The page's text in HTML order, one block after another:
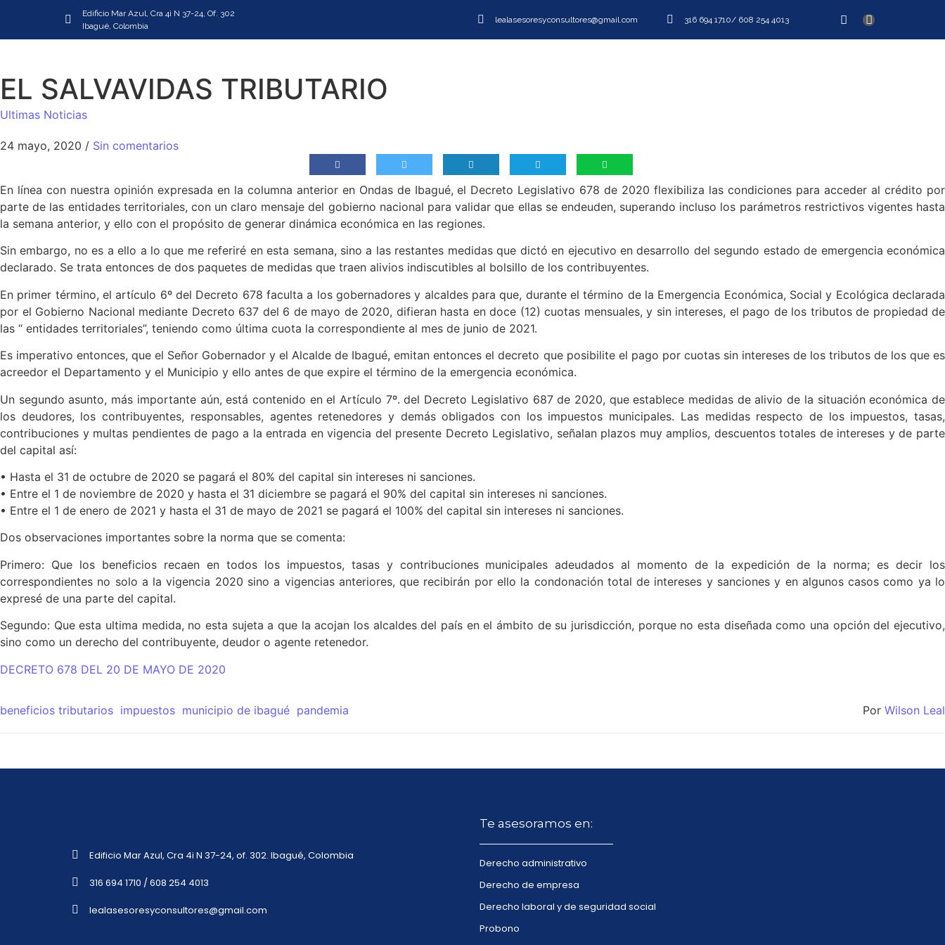
Edificio Mar Azul, Cra 4i N 37-24, Of. 302
Ibagué, Colombia
lealasesoresyconsultores@gmail.com 316 694 1710/ 608 254 4013
EL SALVAVIDAS TRIBUTARIO
Ultimas Noticias
24 mayo, 2020 / Sin comentarios
En línea con nuestra opinión expresada en la columna anterior en Ondas de Ibagué, el Decreto Legislativo 678 de 2020 flexibiliza las condiciones para acceder al crédito por
parte de las entidades territoriales, con un claro mensaje del gobierno nacional para validar que ellas se endeuden, superando incluso los parámetros restrictivos vigentes hasta
la semana anterior, y ello con el propósito de generar dinámica económica en las regiones.
Sin embargo, no es a ello a lo que me referiré en esta semana, sino a las restantes medidas que dictó en ejecutivo en desarrollo del segundo estado de emergencia económica
declarado. Se trata entonces de dos paquetes de medidas que traen alivios indiscutibles al bolsillo de los contribuyentes.
En primer término, el artículo 6º del Decreto 678 faculta a los gobernadores y alcaldes para que, durante el término de la Emergencia Económica, Social y Ecológica declarada
por el Gobierno Nacional mediante Decreto 637 del 6 de mayo de 2020, difieran hasta en doce (12) cuotas mensuales, y sin intereses, el pago de los tributos de propiedad de
las “ entidades territoriales”, teniendo como última cuota la correspondiente al mes de junio de 2021.
Es imperativo entonces, que el Señor Gobernador y el Alcalde de Ibagué, emitan entonces el decreto que posibilite el pago por cuotas sin intereses de los tributos de los que es
acreedor el Departamento y el Municipio y ello antes de que expire el término de la emergencia económica.
Un segundo asunto, más importante aún, está contenido en el Artículo 7º. del Decreto Legislativo 687 de 2020, que establece medidas de alivio de la situación económica de
los deudores, los contribuyentes, responsables, agentes retenedores y demás obligados con los impuestos municipales. Las medidas respecto de los impuestos, tasas,
contribuciones y multas pendientes de pago a la entrada en vigencia del presente Decreto Legislativo, señalan plazos muy amplios, descuentos totales de intereses y de parte
del capital así:
• Hasta el 31 de octubre de 2020 se pagará el 80% del capital sin intereses ni sanciones.
• Entre el 1 de noviembre de 2020 y hasta el 31 diciembre se pagará el 90% del capital sin intereses ni sanciones.
• Entre el 1 de enero de 2021 y hasta el 31 de mayo de 2021 se pagará el 100% del capital sin intereses ni sanciones.
Dos observaciones importantes sobre la norma que se comenta:
Primero: Que los beneficios recaen en todos los impuestos, tasas y contribuciones municipales adeudados al momento de la expedición de la norma; es decir los
correspondientes no solo a la vigencia 2020 sino a vigencias anteriores, que recibirán por ello la condonación total de intereses y sanciones y en algunos casos como ya lo
expresé de una parte del capital.
Segundo: Que esta ultima medida, no esta sujeta a que la acojan los alcaldes del país en el ámbito de su jurisdicción, porque no esta diseñada como una opción del ejecutivo,
sino como un derecho del contribuyente, deudor o agente retenedor.
DECRETO 678 DEL 20 DE MAYO DE 2020
beneficios tributarios impuestos municipio de ibagué pandemia Por Wilson Leal
Edificio Mar Azul, Cra 4i N 37-24, of. 302. Ibagué, Colombia
316 694 1710 / 608 254 4013
lealasesoresyconsultores@gmail.com
Te asesoramos en:
Derecho administrativo
Derecho de empresa
Derecho laboral y de seguridad social
Probono